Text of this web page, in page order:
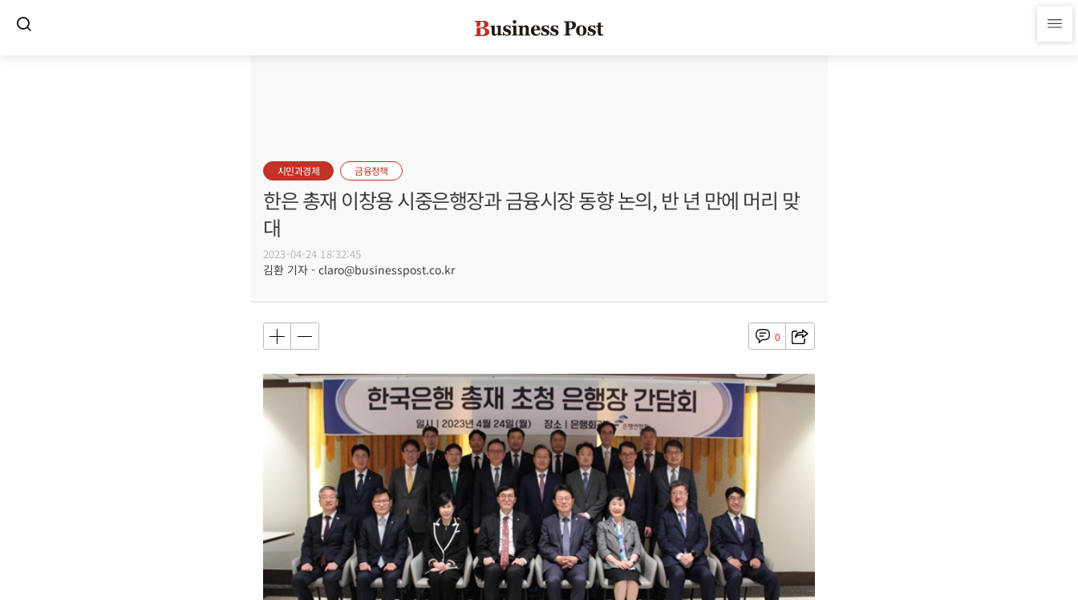
시민과경제 금융정책
한은 총재 이창용 시중은행장과 금융시장 동향 논의, 반 년 만에 머리 맞
대
2023-04-24 18:32:45
김환 기자 - claro@businesspost.co.kr
0